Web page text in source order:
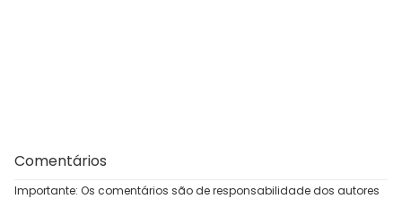
Comentários
Importante: Os comentários são de responsabilidade dos autores